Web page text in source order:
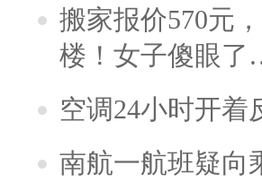
搬家报价570元
楼！女子傻眼
空调24小时开着
南航一航班疑向